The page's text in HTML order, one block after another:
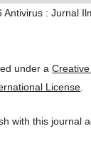
Antivirus : Jurnal
under a
License.
with this journal